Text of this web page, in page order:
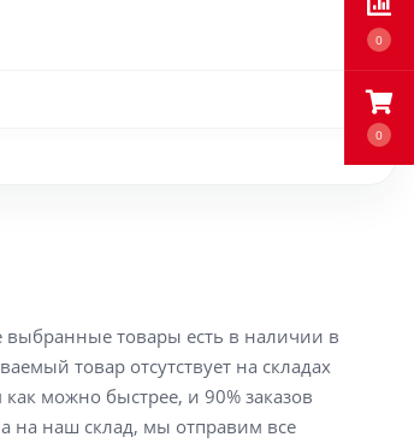
0
0
выбранные товары есть в наличии в
товар отсутствует на складах
можно быстрее, и 90% заказов
на наш склад, мы отправим все